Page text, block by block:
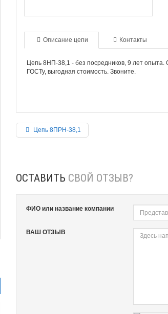
Описание цепи Контакты
Цепь 8НП-38,1 - без посредников, 9 лет опыта.
ГОСТу, выгодная стоимость. Звоните.
Цепь 8ПРН-38,1
ОСТАВИТЬ СВОЙ ОТЗЫВ?
ФИО или название компании
ВАШ ОТЗЫВ